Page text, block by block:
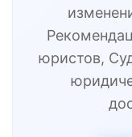
юристов,